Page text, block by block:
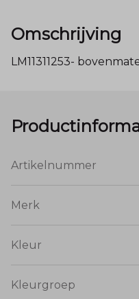
Omschrijving
LM11311253-
Artikelnummer
Merk
Kleur
Kleurgroep